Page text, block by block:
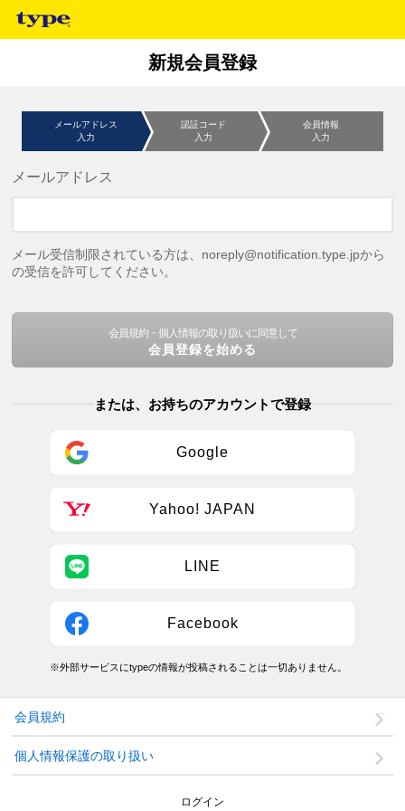
新規会員登録
メールアドレス
入力
認証コード
入力
会員情報
入力
メールアドレス
メール受信制限されている方は、noreply@notification.type.jpから
の受信を許可してください。
会員規約・個人情報の取り扱いに同意して
会員登録を始める
または、お持ちのアカウントで登録
Google
Yahoo! JAPAN
LINE
Facebook
※外部サービスにtypeの情報が投稿されることは一切ありません。
会員規約
個人情報保護の取り扱い
ログイン